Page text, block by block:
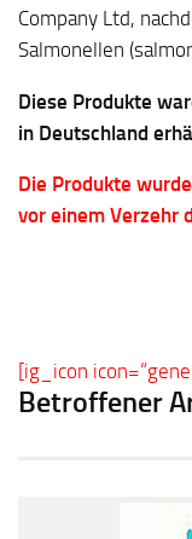
Company Ltd,
Salmonellen
Diese Produkte
in Deutschland
Die Produkte
vor einem Verzehr
[ig_icon
Betroffener